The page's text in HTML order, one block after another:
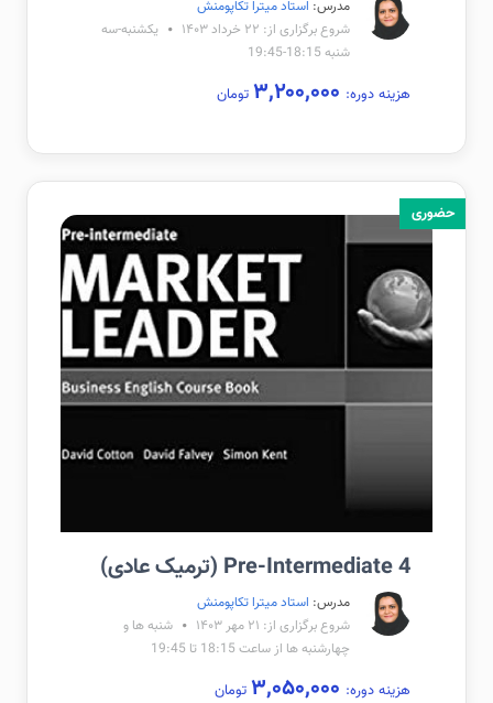
مدرس: استاد میترا تکاپومنش
شروع برگزاری از: ۲۲ خرداد ۱۴۰۳
یکشنبه-سه
شنبه 18:15-19:45
هزینه دوره: تومان
حضوری
Pre-Intermediate 4 (ترمیک عادی)
مدرس: استاد میترا تکاپومنش
شروع برگزاری از: ۲۱ مهر ۱۴۰۳
شنبه ها و
چهارشنبه ها از ساعت 18:15 تا 19:45
هزینه دوره: تومان